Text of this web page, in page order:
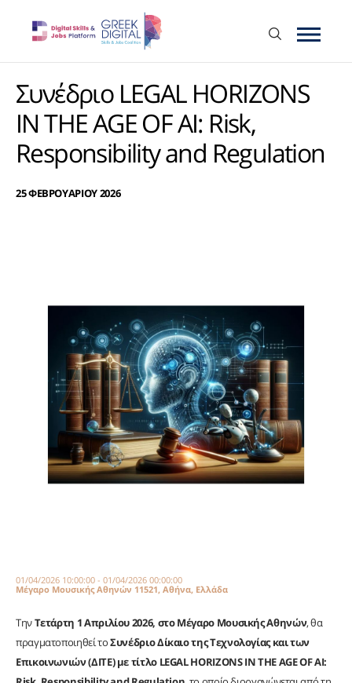
Συνέδριο LEGAL HORIZONS
IN THE AGE OF AI: Risk,
Responsibility and Regulation
25 ΦΕΒΡΟΥΑΡΙΟΥ 2026
01/04/2026 10:00:00 - 01/04/2026 00:00:00
Μέγαρο Μουσικής Αθηνών 11521, Αθήνα, Ελλάδα
ΤηνΤετάρτη 1 Απριλίου 2026, στο Μέγαρο Μουσικής Αθηνών, θα
πραγματοποιηθεί τοΣυνέδριο Δίκαιο της Τεχνολογίας και των
Επικοινωνιών (ΔΙΤΕ) με τίτλο LEGAL HORIZONS IN THE AGE OF AI: